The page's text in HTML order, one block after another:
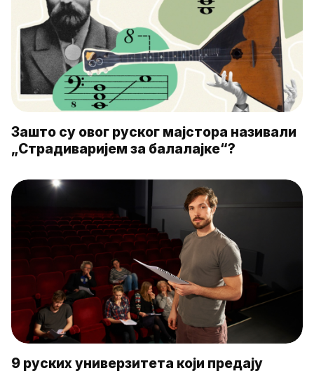
Зашто су овог руског мајстора називали
„Страдиваријем за балалајке“?
9 руских универзитета који предају